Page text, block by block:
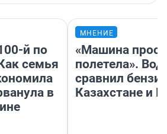
й по
семья
в
МНЕНИЕ
«Машина
полетела».
сравнил
Казахстане и